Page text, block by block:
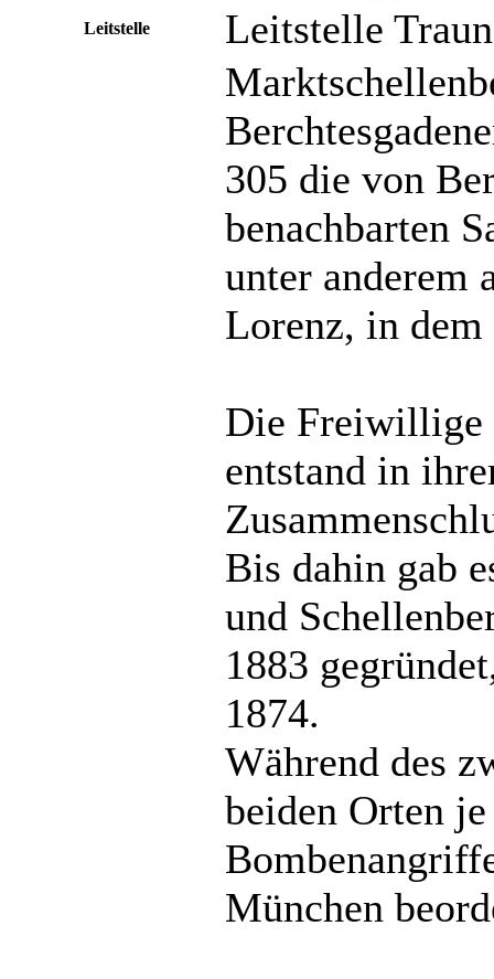
Leitstelle Leitstelle
305 die von
benachbarten
unter anderem
Lorenz, in
Die Freiwillige
entstand in
Bis dahin gab
und
1883
1874.
Während des
beiden Orten
München